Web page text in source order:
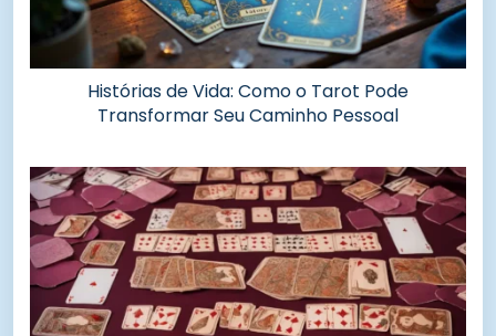
Histórias de Vida: Como o Tarot Pode
Transformar Seu Caminho Pessoal